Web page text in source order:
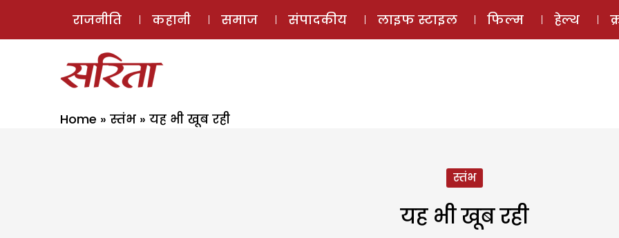
ई-मैगज़ीन
राजनीति कहानी समाज संपादकीय लाइफ स्टाइल फिल्म हेल्थ
Home » स्तंभ » यह भी खूब रही
स्तंभ
यह भी खूब रही